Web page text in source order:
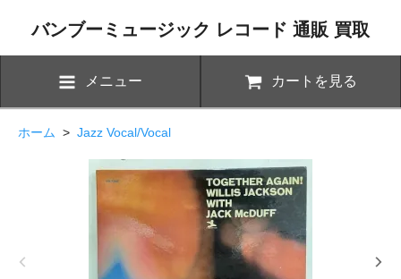
バンブーミュージック レコード 通販 買取
メニュー カートを見る
ホーム > Jazz Vocal/Vocal